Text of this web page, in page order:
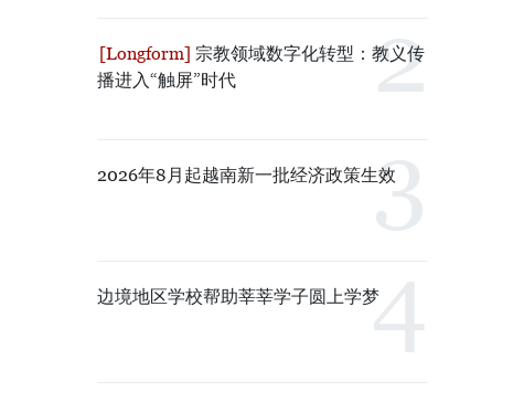
宗教领域数字化转型：教义传
播进入“触屏”时代
2026年8月起越南新一批经济政策生效
边境地区学校帮助莘莘学子圆上学梦